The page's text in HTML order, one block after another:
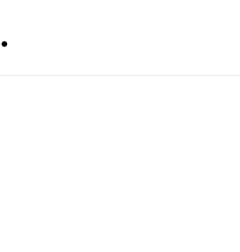
.